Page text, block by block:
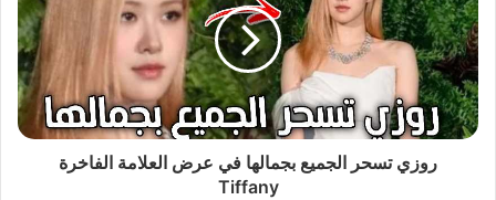
روزي تسحر الجميع بجمالها في عرض العلامة الفاخرة
Tiffany